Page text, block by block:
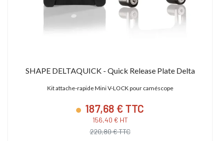
SHAPE DELTAQUICK - Quick Release Plate Delta
Kit attache-rapide Mini V-LOCK pour caméscope
187,68 € TTC
156,40 € HT
220,80 € TTC